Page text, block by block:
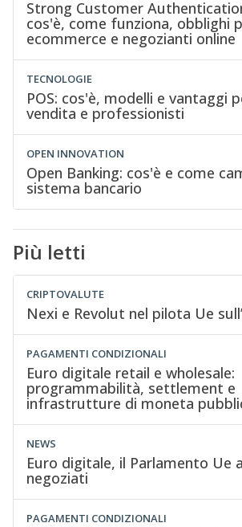
Strong Customer
cos'è, come funziona, obblighi
ecommerce e negozianti online
TECNOLOGIE
POS: cos'è, modelli e vantaggi
vendita e professionisti
OPEN INNOVATION
Open Banking: cos'è e come
sistema bancario
Più letti
CRIPTOVALUTE
Nexi e Revolut nel pilota Ue
PAGAMENTI CONDIZIONALI
Euro digitale retail e wholesale:
programmabilità, settlement e
infrastrutture di moneta
NEWS
Euro digitale, il Parlamento Ue
negoziati
PAGAMENTI CONDIZIONALI